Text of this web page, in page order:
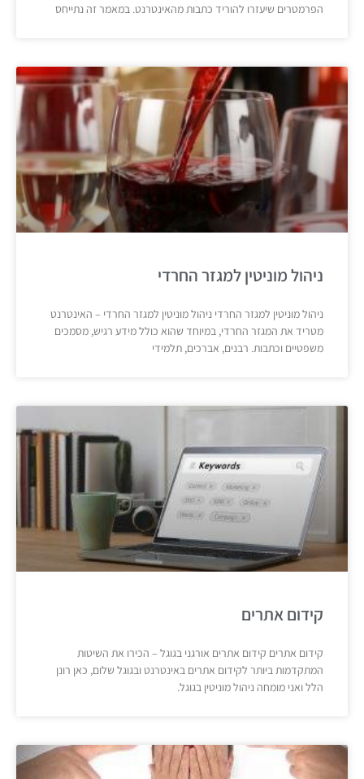
הפרמטרים שיעזרו להוריד כתבות מהאינטרנט. במאמר זה נתייחס
ניהול מוניטין למגזר החרדי
ניהול מוניטין למגזר החרדי ניהול מוניטין למגזר החרדי – האינטרנט
מטריד את המגזר החרדי, במיוחד שהוא כולל מידע רגיש, מסמכים
משפטיים וכתבות. רבנים, אברכים, תלמידי
קידום אתרים
קידום אתרים קידום אתרים אורגני בגוגל – הכירו את השיטות
המתקדמות ביותר לקידום אתרים באינטרנט ובגוגל שלום, כאן רונן
הלל ואני מומחה ניהול מוניטין בגוגל.